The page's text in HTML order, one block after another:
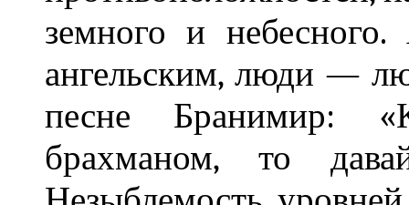
земного и
ангельским, люди —
песне Бранимир:
брахманом, то